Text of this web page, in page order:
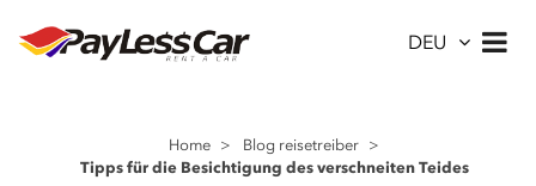
DEU
Home > Blog reisetreiber >
Tipps für die Besichtigung des verschneiten Teides